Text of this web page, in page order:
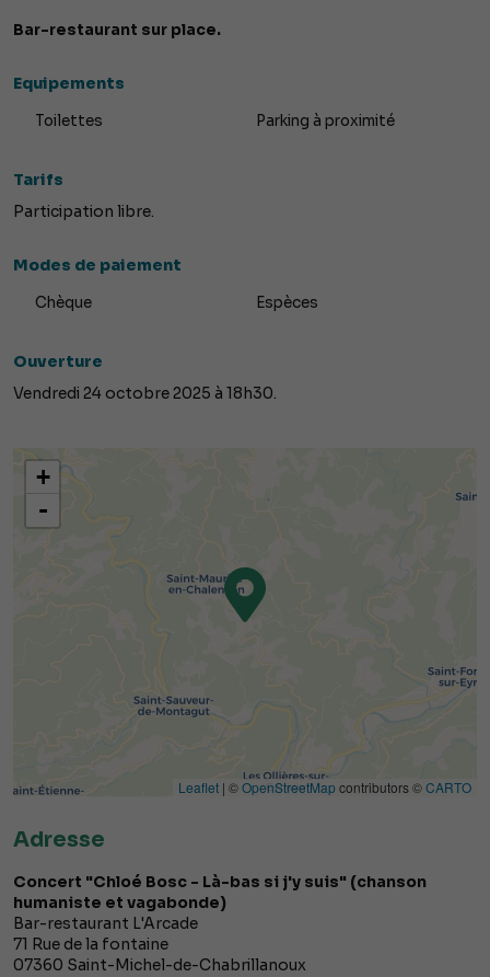
Bar-restaurant sur place.
Equipements
Toilettes Parking à proximité
Tarifs
Participation libre.
Modes de paiement
Chèque Espèces
Ouverture
Vendredi 24 octobre 2025 à 18h30.
+
-
Leaflet | ©OpenStreetMap contributors ©CARTO
Adresse
Concert "Chloé Bosc - Là-bas si j'y suis" (chanson
humaniste et vagabonde)
Bar-restaurant L'Arcade
71 Rue de la fontaine
07360 Saint-Michel-de-Chabrillanoux